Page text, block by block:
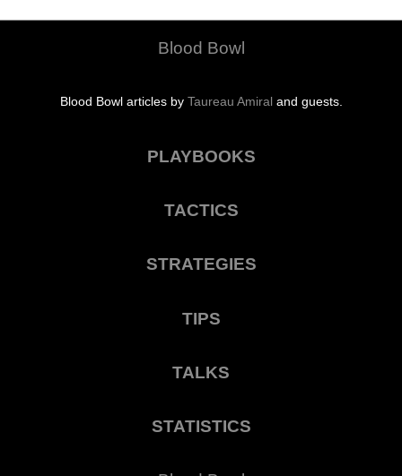
Blood Bowl
Blood Bowl articles by Taureau Amiral and guests.
PLAYBOOKS
TACTICS
STRATEGIES
TIPS
TALKS
STATISTICS